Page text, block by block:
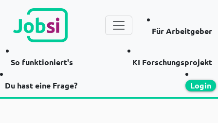
Für Arbeitgeber
So funktioniert's KI Forschungsprojekt
Du hast eine Frage? Login